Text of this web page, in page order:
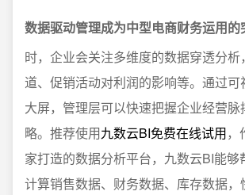
数据驱动管理成为中型电商财务运用的
时，企业会关注多维度的数据穿透分
道、促销活动对利润的影响等。通过
大屏，管理层可以快速把握企业经营脉
略。推荐使用九数云BI免费在线试用，
家打造的数据分析平台，九数云BI能够
计算销售数据、财务数据、库存数据